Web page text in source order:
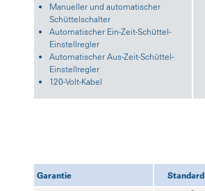
Manueller und automatischer
Schüttelschalter
Automatischer Ein-Zeit-Schüttel-
Einstellregler
Automatischer Aus-Zeit-Schüttel-
Einstellregler
120-Volt-Kabel
Garantie Standard